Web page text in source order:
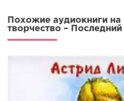
Похожие аудиокниги на
творчество –